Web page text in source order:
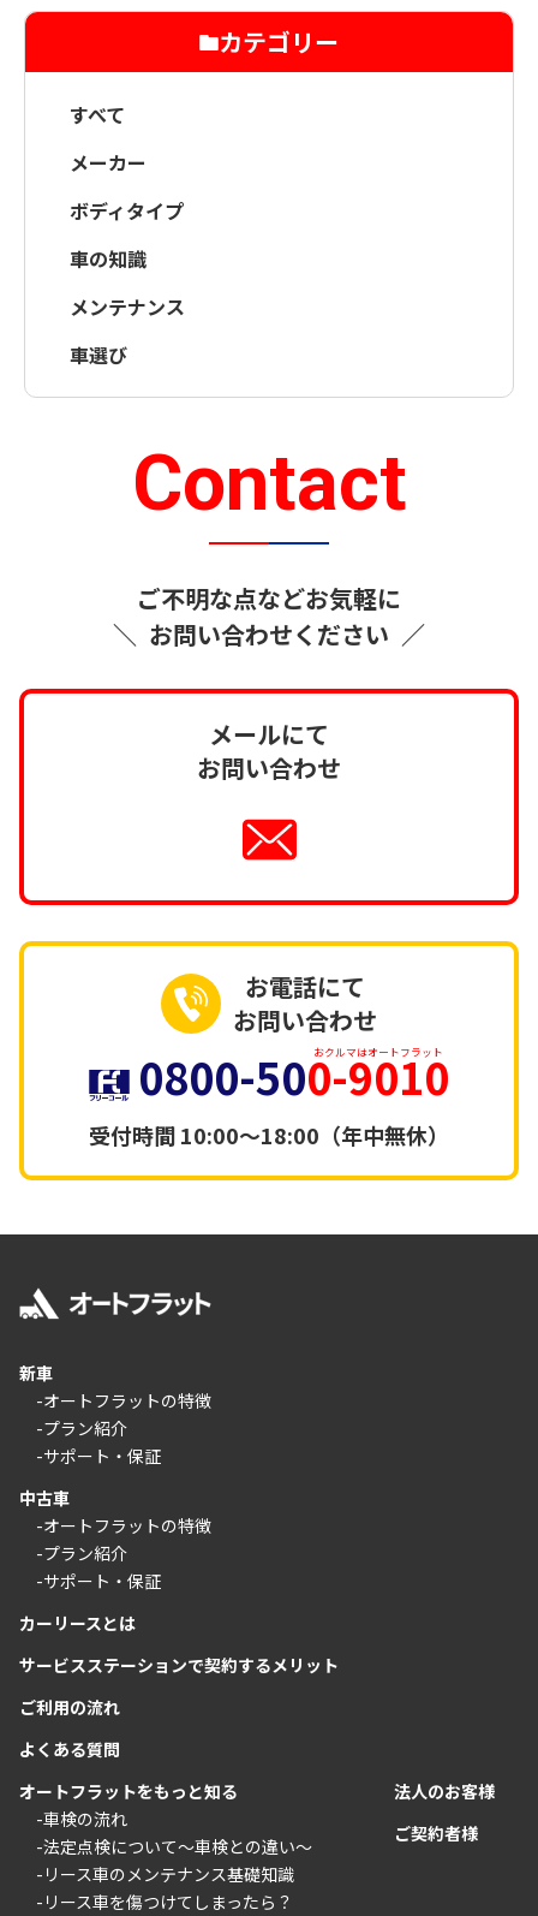
カテゴリー
すべて
メーカー
ボディタイプ
車の知識
メンテナンス
車選び
Contact
＼
ご不明な点などお気軽に
お問い合わせください ／
メールにて
お問い合わせ
お電話にて
お問い合わせ
0800-500-9010
おクルマはオートフラット
受付時間10:00～18:00（年中無休）
新車
-オートフラットの特徴
-プラン紹介
-サポート・保証
中古車
-オートフラットの特徴
-プラン紹介
-サポート・保証
カーリースとは
サービスステーションで契約するメリット
ご利用の流れ
よくある質問
オートフラットをもっと知る
-車検の流れ
-法定点検について〜車検との違い〜
-リース車のメンテナンス基礎知識
-リース車を傷つけてしまったら？
法人のお客様
ご契約者様